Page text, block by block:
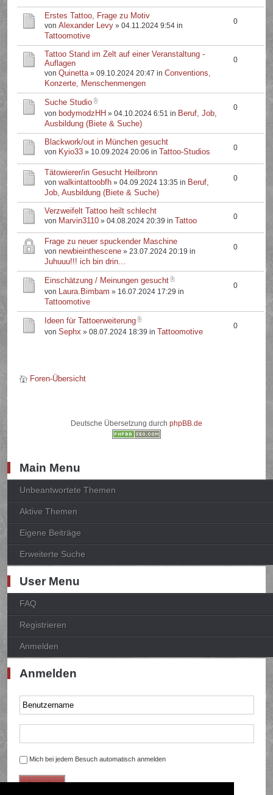
Erstes Tattoo, Frage zu Motiv
vonAlexander Levy » 04.11.2024 9:54 in
Tattoomotive
0
Tattoo Stand im Zelt auf einer Veranstaltung -
Auflagen
vonQuinetta» 09.10.2024 20:47 inConventions,
Konzerte, Menschenmengen
0
Suche Studio
von bodymodzHH » 04.10.2024 6:51 in Beruf, Job,
Ausbildung (Biete & Suche)
0
Blackwork/out in München gesucht
von Kyio33 » 10.09.2024 20:06 in Tattoo-Studios 0
Tätowierer/in Gesucht Heilbronn
vonwalkintattoobfh » 04.09.2024 13:35 in Beruf,
Job, Ausbildung (Biete & Suche)
0
Verzweifelt Tattoo heilt schlecht
von Marvin3110 » 04.08.2024 20:39 in Tattoo 0
Frage zu neuer spuckender Maschine
vonnewbieinthescene » 23.07.2024 20:19 in
Juhuuu!!! ich bin drin...
0
Einschätzung / Meinungen gesucht
von Laura.Bimbam » 16.07.2024 17:29 in
Tattoomotive
0
Ideen für Tattoerweiterung
vonSephx » 08.07.2024 18:39 in Tattoomotive
0
Foren-Übersicht
Deutsche Übersetzung durch phpBB.de
Main Menu
Unbeantwortete Themen
Aktive Themen
Eigene Beiträge
Erweiterte Suche
User Menu
FAQ
Registrieren
Anmelden
Anmelden
Mich bei jedem Besuch automatisch anmelden